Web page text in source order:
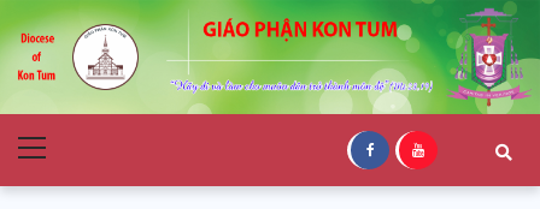
to
navigation
to
content
Giáo Phận Kon
Tum
Menu